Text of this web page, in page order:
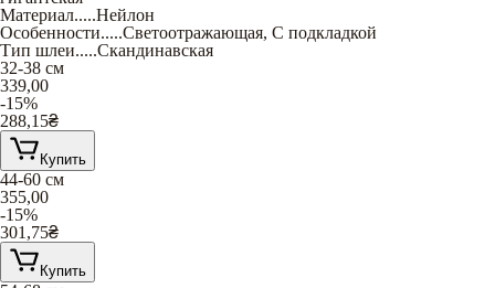
Материал.....Нейлон
Особенности.....Светоотражающая, С подкладкой
Тип шлеи.....Скандинавская
32-38 см
339,00
-15%
288,15₴
Купить
44-60 см
355,00
-15%
301,75₴
Купить